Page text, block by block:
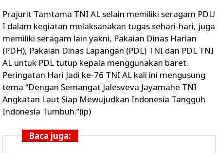
Prajurit Tamtama TNI AL selain memiliki seragam PDU
I dalam kegiatan melaksanakan tugas sehari-hari, juga
memiliki seragam lain yakni, Pakaian Dinas Harian
(PDH), Pakaian Dinas Lapangan (PDL) TNI dan PDL TNI
AL untuk PDL tutup kepala menggunakan baret.
Peringatan Hari Jadi ke-76 TNI AL kali ini mengusung
tema “Dengan Semangat Jalesveva Jayamahe TNI
Angkatan Laut Siap Mewujudkan Indonesia Tangguh
Indonesia Tumbuh.”(ip)
Baca juga: